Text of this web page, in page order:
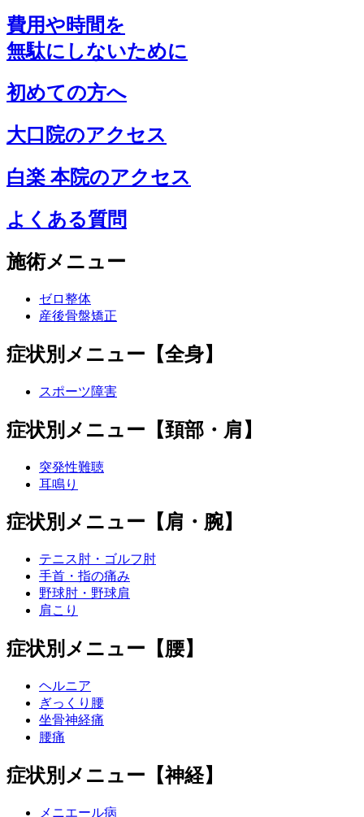
費用や時間を
無駄にしないために
初めての方へ
大口院のアクセス
白楽 本院のアクセス
よくある質問
施術メニュー
ゼロ整体
産後骨盤矯正
症状別メニュー【全身】
スポーツ障害
症状別メニュー【頚部・肩】
突発性難聴
耳鳴り
症状別メニュー【肩・腕】
テニス肘・ゴルフ肘
手首・指の痛み
野球肘・野球肩
肩こり
症状別メニュー【腰】
ヘルニア
ぎっくり腰
坐骨神経痛
腰痛
症状別メニュー【神経】
メニエール病